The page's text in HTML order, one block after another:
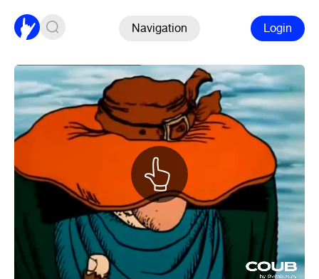
Navigation Login